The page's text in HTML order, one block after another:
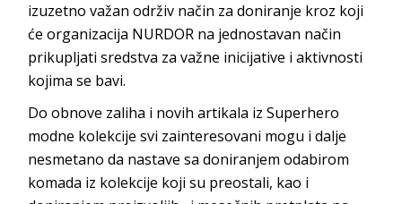
izuzetno važan održiv način za doniranje kroz koji
će organizacija NURDOR na jednostavan način
prikupljati sredstva za važne inicijative i aktivnosti
kojima se bavi.
Do obnove zaliha i novih artikala iz Superhero
modne kolekcije svi zainteresovani mogu i dalje
nesmetano da nastave sa doniranjem odabirom
komada iz kolekcije koji su preostali, kao i